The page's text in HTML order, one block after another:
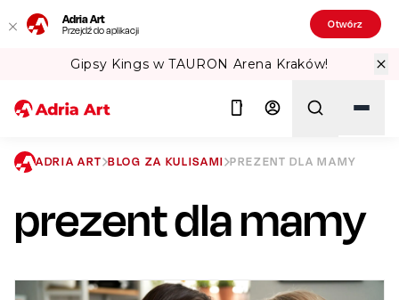
Adria Art
Przejdź do aplikacji Otwórz
Kraków! Sprawdź Teatralne
Szukaj
ADRIA ART BLOG ZA KULISAMI PREZENT DLA MAMY
prezent dla mamy